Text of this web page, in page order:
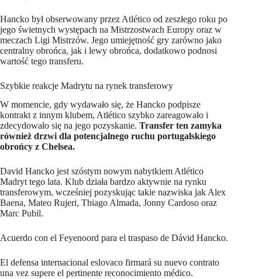
Hancko był obserwowany przez Atlético od zeszłego roku po
jego świetnych występach na Mistrzostwach Europy oraz w
meczach Ligi Mistrzów. Jego umiejętność gry zarówno jako
centralny obrońca, jak i lewy obrońca, dodatkowo podnosi
wartość tego transferu.
Szybkie reakcje Madrytu na rynek transferowy
W momencie, gdy wydawało się, że Hancko podpisze
kontrakt z innym klubem, Atlético szybko zareagowało i
zdecydowało się na jego pozyskanie. Transfer ten zamyka
również drzwi dla potencjalnego ruchu portugalskiego
obrońcy z Chelsea.
David Hancko jest szóstym nowym nabytkiem Atlético
Madryt tego lata. Klub działa bardzo aktywnie na rynku
transferowym, wcześniej pozyskując takie nazwiska jak Alex
Baena, Mateo Rujeri, Thiago Almada, Jonny Cardoso oraz
Marc Pubil.
Acuerdo con el Feyenoord para el traspaso de Dávid Hancko.
El defensa internacional eslovaco firmará su nuevo contrato
una vez supere el pertinente reconocimiento médico.